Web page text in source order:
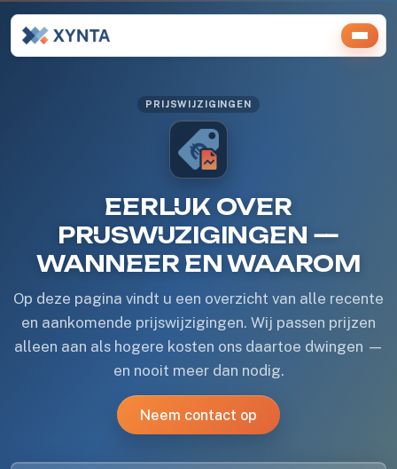
PRIJSWIJZIGINGEN
EERLIJK OVER
PRIJSWIJZIGINGEN —
WANNEER EN WAAROM
Op deze pagina vindt u een overzicht van alle recente
en aankomende prijswijzigingen. Wij passen prijzen
alleen aan als hogere kosten ons daartoe dwingen —
en nooit meer dan nodig.
Neem contact op